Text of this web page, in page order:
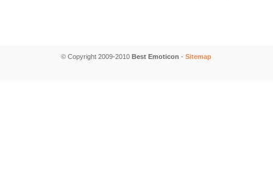
© Copyright 2009-2010 Best Emoticon - Sitemap